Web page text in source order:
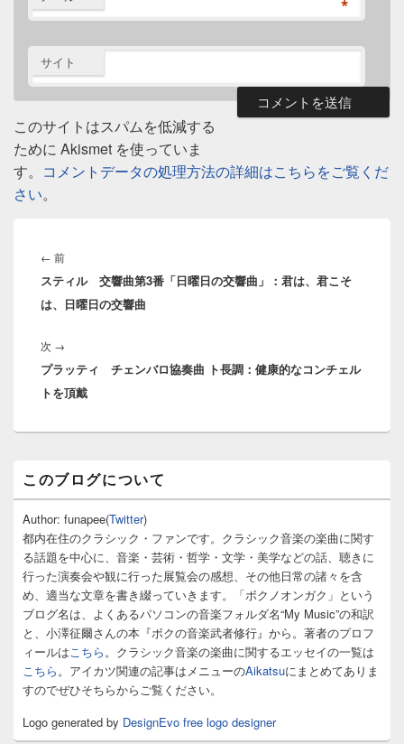
*
サイト
このサイトはスパムを低減する
ために Akismet を使っていま
す。 コメントデータの処理方法の詳細はこちらをご覧くだ
さい。
稿
ナ
ビ
ゲ
シ
ョ
ン
← 前前
の
投
スティル 交響曲第3番「日曜日の交響曲」：君は、君こそ
は、日曜日の交響曲
次 →
の
投
プラッティ チェンバロ協奏曲 ト長調：健康的なコンチェル
トを頂戴
ン
サ
イ
バ
ー
ウ
ィ
ト
ア
このブログについて
Author: funapee(Twitter)
都内在住のクラシック・ファンです。クラシック音楽の楽曲に関す
る話題を中心に、音楽・芸術・哲学・文学・美学などの話、聴きに
行った演奏会や観に行った展覧会の感想、その他日常の諸々を含
め、適当な文章を書き綴っていきます。「ボクノオンガク」という
ブログ名は、よくあるパソコンの音楽フォルダ名“My Music”の和訳
と、小澤征爾さんの本『ボクの音楽武者修行』から。著者のプロフ
ィールはこちら。クラシック音楽の楽曲に関するエッセイの一覧は
こちら。アイカツ関連の記事はメニューのAikatsuにまとめてありま
すのでぜひそちらからご覧ください。
Logo generated by DesignEvo free logo designer